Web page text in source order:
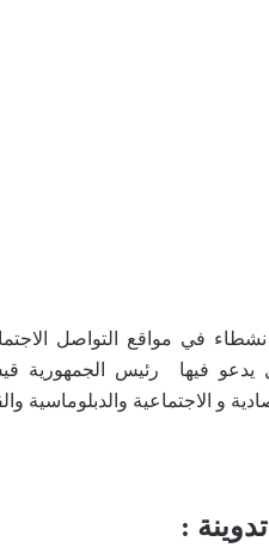
نشطاء في مواقع التواصل
يدعو فيها رئيس الجمهورية
و الاجتماعية والدبلوماسية
: